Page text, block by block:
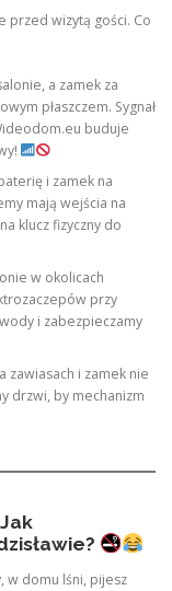
przed wizytą gości. Co
a zamek za
płaszczem. Sygnał
buduje
i zamek na
mają wejścia na
klucz fizyczny do
w okolicach
przy
i zabezpieczamy
zawiasach i zamek nie
drzwi, by mechanizm
w domu lśni, pijesz